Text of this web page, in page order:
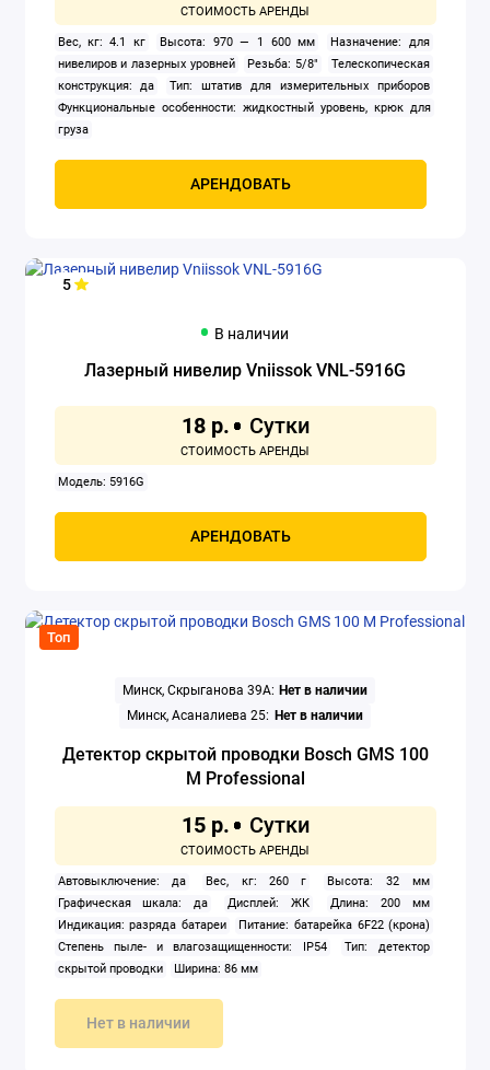
Вес, кг: 4.1 кг Высота: 970 — 1 600 мм
Назначение: для
нивелиров и лазерных уровней
Резьба: 5/8"
Телескопическая
конструкция: да
Тип: штатив для измерительных приборов
Функциональные особенности: жидкостный уровень, крюк для
груза
АРЕНДОВАТЬ
5
В наличии
Лазерный нивелир Vniissok VNL-5916G
18 р.
Модель: 5916G
АРЕНДОВАТЬ
Топ
Минск, Скрыганова 39А: Нет в наличии
Минск, Асаналиева 25: Нет в наличии
Детектор скрытой проводки Bosch GMS 100
M Professional
15 р.
Автовыключение: да Вес, кг: 260 г
Высота: 32 мм
Графическая шкала: да
Дисплей: ЖК
Длина: 200 мм
Индикация: разряда батареи
Питание: батарейка 6F22 (крона)
Степень пыле- и влагозащищенности: IP54
Тип: детектор
скрытой проводки
Ширина: 86 мм
Нет в наличии